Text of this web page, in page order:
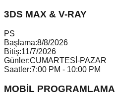
3DS MAX & V-RAY
PS
Başlama:8/8/2026
Bitiş:11/7/2026
Günler:CUMARTESİ-PAZAR
Saatler:7:00 PM - 10:00 PM
MOBİL PROGRAMLAMA